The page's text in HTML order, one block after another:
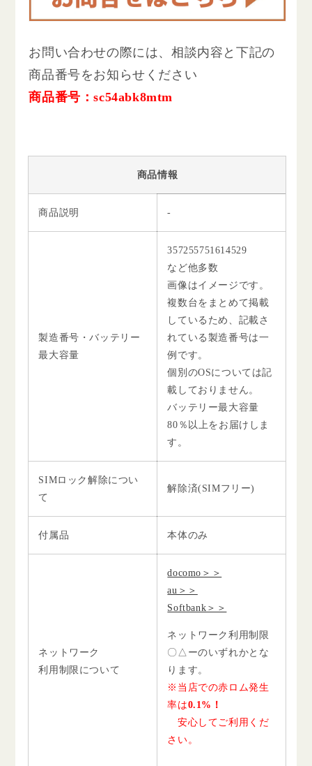
お問い合わせの際には、相談内容と下記の
商品番号をお知らせください
商品番号：sc54abk8mtm
商品情報
商品説明 -
製造番号・バッテリー
最大容量
357255751614529
など他多数
画像はイメージです。
複数台をまとめて掲載
しているため、記載さ
れている製造番号は一
例です。
個別のOSについては記
載しておりません。
バッテリー最大容量
80％以上をお届けしま
す。
SIMロック解除につい
て
解除済(SIMフリー)
付属品 本体のみ
ネットワーク
利用制限について
docomo＞＞
au＞＞
Softbank＞＞
ネットワーク利用制限
〇△ーのいずれかとな
ります。
※当店での赤ロム発生
率は0.1%！
安心してご利用くだ
さい。